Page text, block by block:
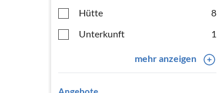
Hütte
8
Unterkunft
1
mehr anzeigen